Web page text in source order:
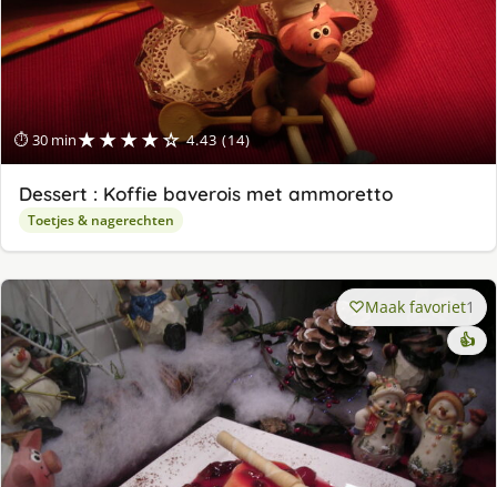
⏱ 30 min★★★★☆ 4.43 (14)
Dessert : Koffie baverois met ammoretto
Toetjes & nagerechten
Maak favoriet1
👍